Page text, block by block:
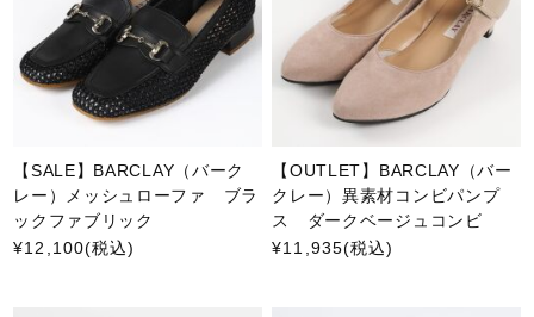
【SALE】BARCLAY（バーク
レー）メッシュローファ ブラ
ックファブリック
¥12,100(税込)
【OUTLET】BARCLAY（バー
クレー）異素材コンビパンプ
ス ダークベージュコンビ
¥11,935(税込)